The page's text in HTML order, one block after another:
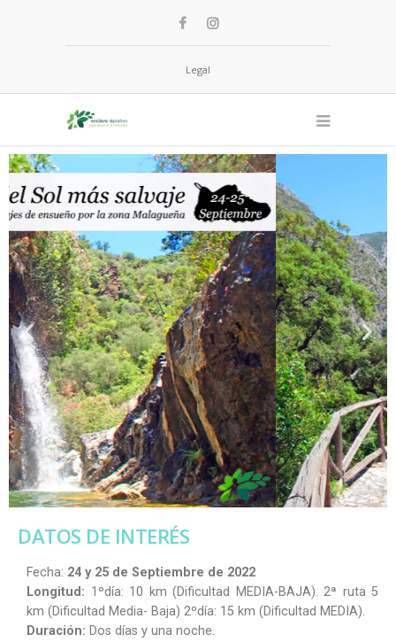
Legal
DATOS DE INTERÉS
Fecha: 24 y 25 de Septiembre de 2022
Longitud: 1ºdía: 10 km (Dificultad MEDIA-BAJA). 2ª ruta 5
km (Dificultad Media- Baja) 2ºdía: 15 km (Dificultad MEDIA).
Duración: Dos días y una noche.